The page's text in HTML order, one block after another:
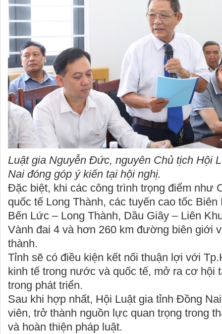
Luật gia Nguyễn Đức, nguyên Chủ tịch Hội
Nai đóng góp ý kiến tại hội nghị.
Đặc biệt, khi các công trình trọng điểm như
quốc tế Long Thành, các tuyến cao tốc Biên
Bến Lức – Long Thành, Dầu Giây – Liên
Vành đai 4 và hơn 260 km đường biên giới
thành.
Tỉnh sẽ có điều kiện kết nối thuận lợi với
kinh tế trong nước và quốc tế, mở ra cơ hội
trong phát triển.
Sau khi hợp nhất, Hội Luật gia tỉnh Đồng
viên, trở thành nguồn lực quan trọng trong
và hoàn thiện pháp luật.